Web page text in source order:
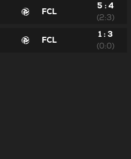
FCL
5 : 4
(2:3)
FCL
1 : 3
(0:0)